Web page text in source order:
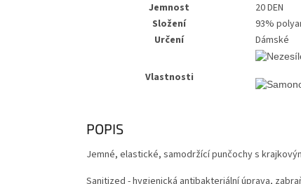
Jemnost
20 DEN
Složení
93%
Určení
Dámské
Vlastnosti
POPIS
Jemné, elastické, samodržící punčochy s